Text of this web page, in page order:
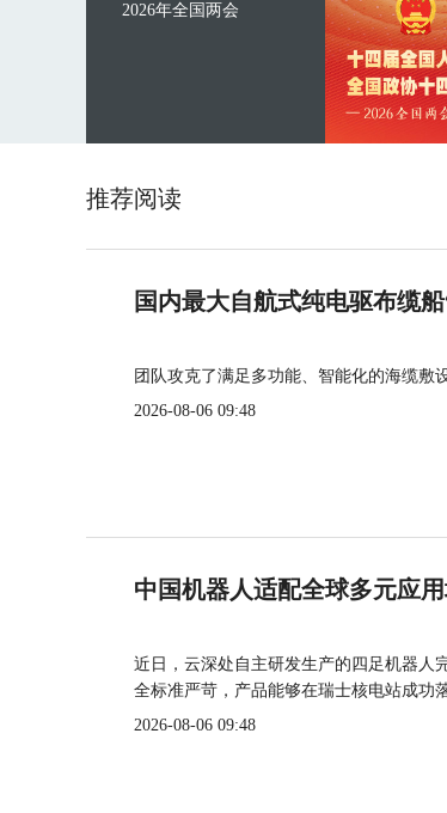
2026年全国两会
推荐阅读
国内最大自航式纯电驱布缆
团队攻克了满足多功能、智能化的海缆敷
2026-08-06 09:48
中国机器人适配全球多元应
近日，云深处自主研发生产的四足机器人
全标准严苛，产品能够在瑞士核电站成功
2026-08-06 09:48